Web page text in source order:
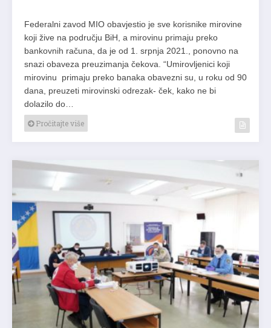
Federalni zavod MIO obavjestio je sve korisnike mirovine
koji žive na području BiH, a mirovinu primaju preko
bankovnih računa, da je od 1. srpnja 2021., ponovno na
snazi obaveza preuzimanja čekova. “Umirovljenici koji
mirovinu primaju preko banaka obavezni su, u roku od 90
dana, preuzeti mirovinski odrezak- ček, kako ne bi
dolazilo do…
Pročitajte više